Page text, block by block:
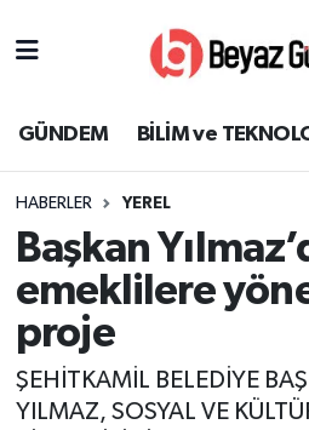
GÜNDEM BİLİM ve
HABERLER YEREL
Başkan
emeklilere
proje
ŞEHİTKAMİL BELEDİYE
YILMAZ, SOSYAL VE
EKONOMİ
SPOR
SAĞLIK
EĞİTİM
Süper Lig Puan Durumu
Tüm Manşetler
Son Dakika Haberleri
Haber Arşivi